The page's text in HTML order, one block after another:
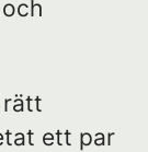
ett par